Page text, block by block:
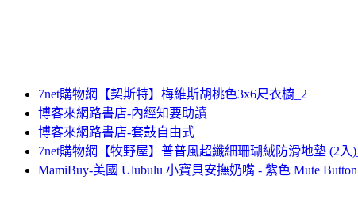
7net購物網【契斯特】梅維斯胡桃色3x6尺衣櫥_2
博客來網路書店-內經知要助讀
博客來網路書店-套鼓自由式
7net購物網【牧野屋】普普風超纖細珊瑚絨防滑地墊 (2入
MamiBuy-美國 Ulubulu 小寶貝安撫奶嘴 - 紫色 Mute